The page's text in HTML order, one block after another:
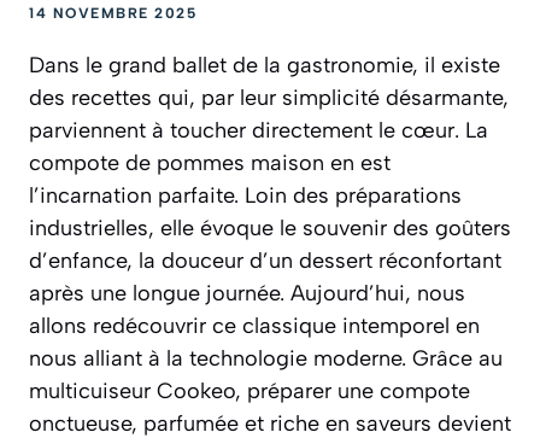
14 NOVEMBRE 2025
Dans le grand ballet de la gastronomie, il existe
des recettes qui, par leur simplicité désarmante,
parviennent à toucher directement le cœur. La
compote de pommes maison en est
l’incarnation parfaite. Loin des préparations
industrielles, elle évoque le souvenir des goûters
d’enfance, la douceur d’un dessert réconfortant
après une longue journée. Aujourd’hui, nous
allons redécouvrir ce classique intemporel en
nous alliant à la technologie moderne. Grâce au
multicuiseur Cookeo, préparer une compote
onctueuse, parfumée et riche en saveurs devient